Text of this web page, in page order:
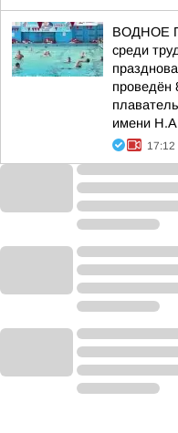
ВОДНОЕ
среди
проведён
имени
17:12